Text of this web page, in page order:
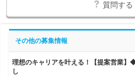
質問する
その他の募集情報
理想のキャリアを叶える！【提案営業】
し